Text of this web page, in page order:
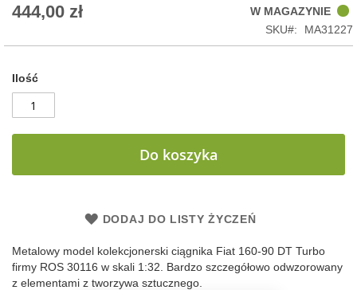
gallery
444,00 zł
W MAGAZYNIE
SKU
MA31227
Ilość
Do koszyka
DODAJ DO LISTY ŻYCZEŃ
Metalowy model kolekcjonerski ciągnika Fiat 160-90 DT Turbo
firmy ROS 30116 w skali 1:32. Bardzo szczegółowo odwzorowany
z elementami z tworzywa sztucznego.